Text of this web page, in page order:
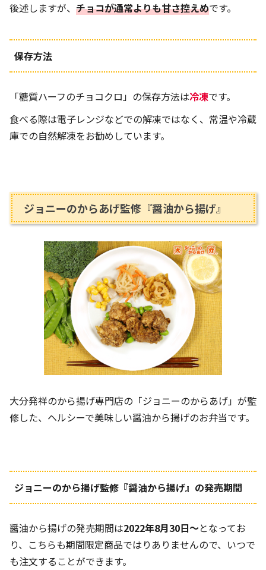
後述しますが、 チョコが通常よりも甘さ控えめです。
保存方法
「糖質ハーフのチョコクロ」の保存方法は冷凍です。
食べる際は電子レンジなどでの解凍ではなく、常温や冷蔵
庫での自然解凍をお勧めしています。
ジョニーのからあげ監修『醤油から揚げ』
大分発祥のから揚げ専門店の「ジョニーのからあげ」が監
修した、ヘルシーで美味しい醤油から揚げのお弁当です。
ジョニーのから揚げ監修『醤油から揚げ』の発売期間
醤油から揚げの発売期間は2022年8月30日～となってお
り、こちらも期間限定商品ではりありませんので、いつで
も注文することができます。